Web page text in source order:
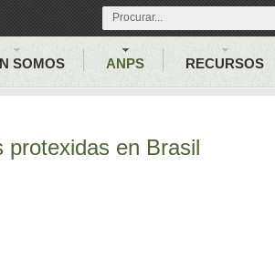
SOMOS ANPS RECURSOS
protexidas en Brasil